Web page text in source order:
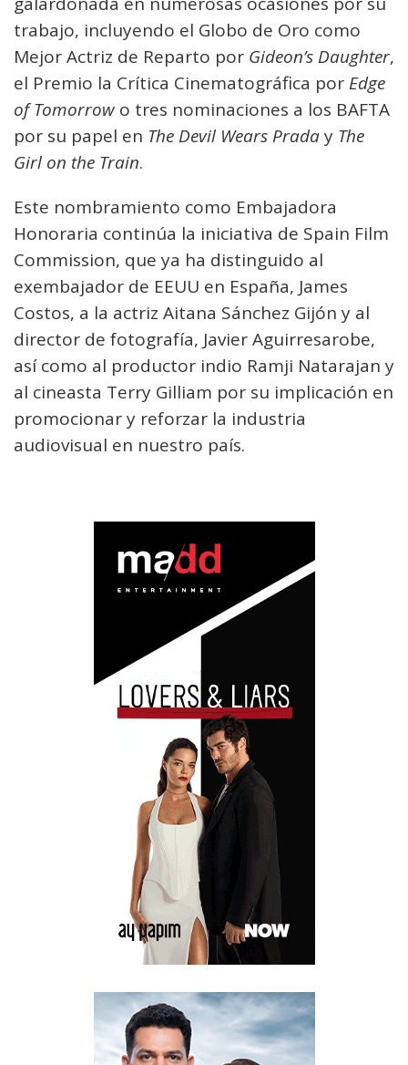
trabajo, incluyendo el Globo de Oro como
Mejor Actriz de Reparto por Gideon’s Daughter,
el Premio la Crítica Cinematográfica por Edge
of Tomorrow o tres nominaciones a los BAFTA
por su papel en The Devil Wears Praday The
Girl on the Train.
Este nombramiento como Embajadora
Honoraria continúa la iniciativa de Spain Film
Commission, que ya ha distinguido al
exembajador de EEUU en España, James
Costos, a la actriz Aitana Sánchez Gijón y al
director de fotografía, Javier Aguirresarobe,
así como al productor indio Ramji Natarajan y
al cineasta Terry Gilliam por su implicación en
promocionar y reforzar la industria
audiovisual en nuestro país.